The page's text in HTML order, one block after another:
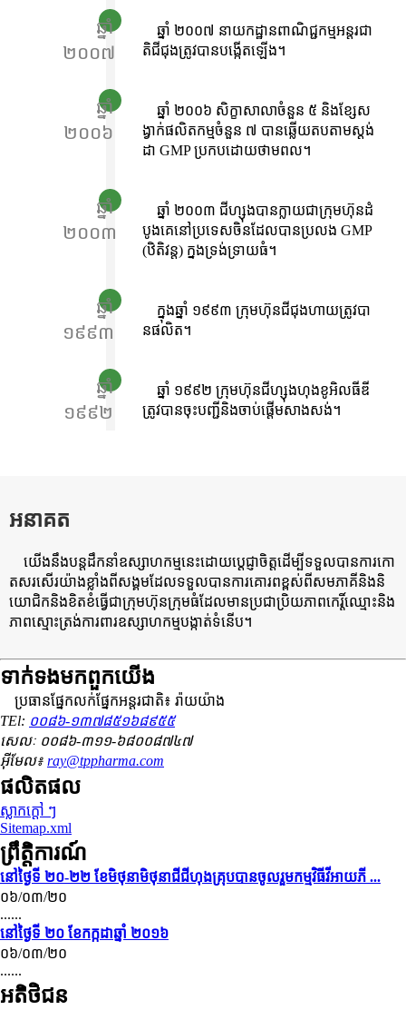
ឆ្នាំ
២០០៧
ឆ្នាំ ២០០៧ នាយកដ្ឋានពាណិជ្ជកម្មអន្ដរជា
តិជីជុងត្រូវបានបង្កើតឡើង។
ឆ្នាំ
២០០៦
ឆ្នាំ ២០០៦ សិក្ខាសាលាចំនួន ៥ និងខ្សែស
ង្វាក់ផលិតកម្មចំនួន ៧ បានឆ្លើយតបតាមស្តង់
ដា GMP ប្រកបដោយថាមពល។
ឆ្នាំ
២០០៣
ឆ្នាំ ២០០៣ ជីហ្សុងបានក្លាយជាក្រុមហ៊ុនដំ
បូងគេនៅប្រទេសចិនដែលបានប្រលង GMP
(ឋិតិវន្ត) ក្នុងទ្រង់ទ្រាយធំ។
ឆ្នាំ
១៩៩៣
ក្នុងឆ្នាំ ១៩៩៣ ក្រុមហ៊ុនជីជុងហាយត្រូវបា
នផលិត។
ឆ្នាំ
១៩៩២
ឆ្នាំ ១៩៩២ ក្រុមហ៊ុនជីហ្សុងហុងខូអិលធីឌី
ត្រូវបានចុះបញ្ជីនិងចាប់ផ្តើមសាងសង់។
អនាគត
យើងនឹងបន្តដឹកនាំឧស្សាហកម្មនេះដោយប្តេជ្ញាចិត្តដើម្បីទទួលបានការកោ
តសរសើរយ៉ាងខ្លាំងពីសង្គមដែលទទួលបានការគោរពខ្ពស់ពីសមភាគីនិងនិ
យោជិកនិងខិតខំធ្វើជាក្រុមហ៊ុនក្រុមធំដែលមានប្រជាប្រិយភាពកេរ្តិ៍ឈ្មោះនិង
ភាពស្មោះត្រង់ការពារឧស្សាហកម្មបង្កាត់ទំនើប។
ទាក់ទង​មក​ពួក​យើង
ប្រធានផ្នែកលក់ផ្នែកអន្ដរជាតិ៖ រ៉ាយយ៉ាង
TEl: ០០៨៦-១៣៧៨៥១៦៨៩៥៥
សេលៈ ០០៨៦-៣១១-៦៨០០៨៧៤៧
អ៊ីមែល៖ ray@tppharma.com
ផលិតផល
ស្លាកក្តៅ ៗ
Sitemap.xml
ព្រឹត្តិការណ៍
នៅថ្ងៃទី ២០-២២ ខែមិថុនាមិថុនាជីជីហុងគ្រុបបានចូលរួមកម្មវិធីវីអាយភី ...
០៦/០៣/២០
......
នៅថ្ងៃទី ២០ ខែកក្កដាឆ្នាំ ២០១៦
០៦/០៣/២០
......
អតិថិជន